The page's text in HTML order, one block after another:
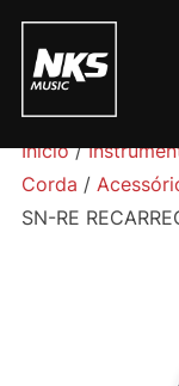
Pular
para
conteúdo
Início/
Corda /
SN-RE